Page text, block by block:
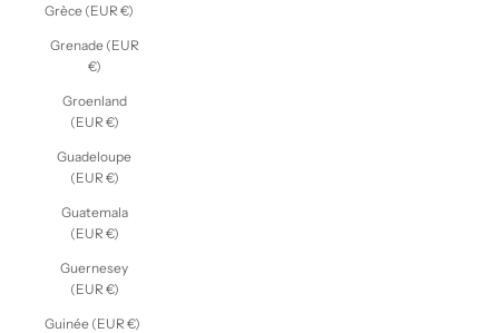
Grèce (EUR €)
Grenade (EUR
€)
Groenland
(EUR €)
Guadeloupe
(EUR €)
Guatemala
(EUR €)
Guernesey
(EUR €)
Guinée (EUR €)